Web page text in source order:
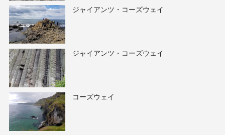
ジャイアンツ・コーズウェイ
ジャイアンツ・コーズウェイ
コーズウェイ